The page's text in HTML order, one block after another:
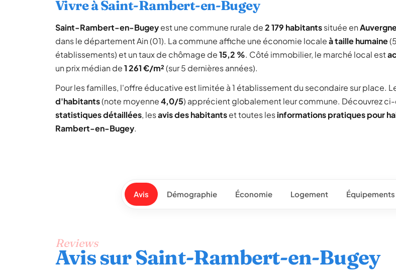
Vivre à Saint-Rambert-en-Bugey
Saint-Rambert-en-Bugeyest une commune rurale de2 179 habitantssituée en
dans le département Ain (01). La commune affiche une économie localeà taille humaine
établissements) et un taux de chômage de15,2 %. Côté immobilier, le marché local est
un prix médian de1 261 €/m²(sur 5 dernières années).
Pour les familles, l'offre éducative est limitée à 1 établissement du secondaire sur place.
d'habitants(note moyenne4,0/5) apprécient globalement leur commune. Découvrez
statistiques détaillées, lesavis des habitantset toutes lesinformations pratiques pour
Rambert-en-Bugey.
Avis Démographie Économie Logement Équipements
Reviews
Avis sur Saint-Rambert-en-Bugey